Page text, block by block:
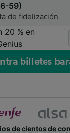
59)
de fidelización
20 % en
billetes
de cientos de